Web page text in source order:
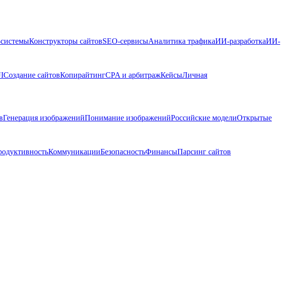
Конструкторы сайтовSEO-сервисыАналитика трафикаИИ-разработкаИИ-
Создание сайтовКопирайтингCPA и арбитражКейсыЛичная
Генерация изображенийПонимание изображенийРоссийские моделиОткрытые
КоммуникацииБезопасностьФинансыПарсинг сайтов